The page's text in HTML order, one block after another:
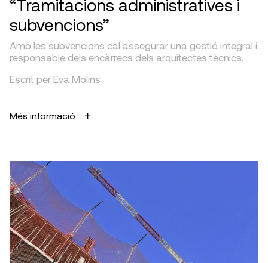
“Tramitacions administratives i
subvencions”
Amb les subvencions cal assegurar una gestió integral i
responsable dels encàrrecs dels arquitectes tècnics.
Escrit per Eva Molins
Més informació